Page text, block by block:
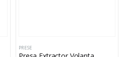
PRESE